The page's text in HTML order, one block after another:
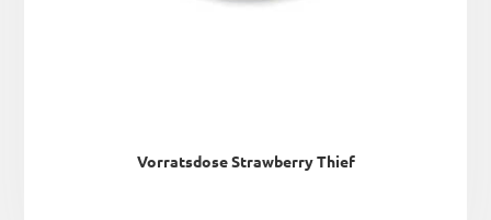
Vorratsdose Strawberry Thief